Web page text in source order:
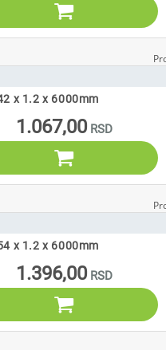

x 1.2 x 6000mm
1.067,00

x 1.2 x 6000mm
1.396,00
